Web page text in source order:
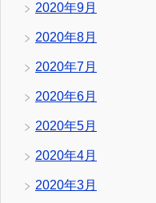
2020年9月
2020年8月
2020年7月
2020年6月
2020年5月
2020年4月
2020年3月